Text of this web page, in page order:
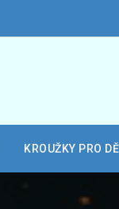
KROUŽKY PRO